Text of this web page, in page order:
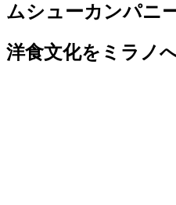
ムシューカンパニ
洋食文化をミラノ